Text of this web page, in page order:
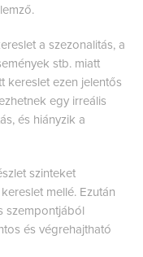
a szezonalitás, a
stb. miatt
kereslet ezen jelentős
egy irreális
és hiányzik a
szinteket
mellé. Ezután
szempontjából
és végrehajtható